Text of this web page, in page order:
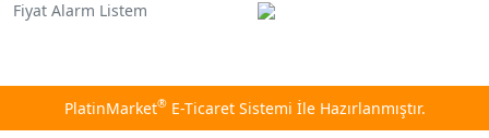
Fiyat Alarm Listem
PlatinMarket®E-Ticaret Sistemi İle Hazırlanmıştır.